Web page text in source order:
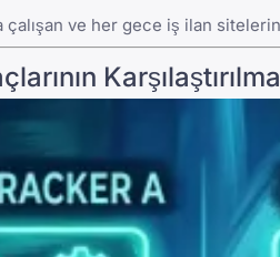
çalışan ve her gece iş ilan